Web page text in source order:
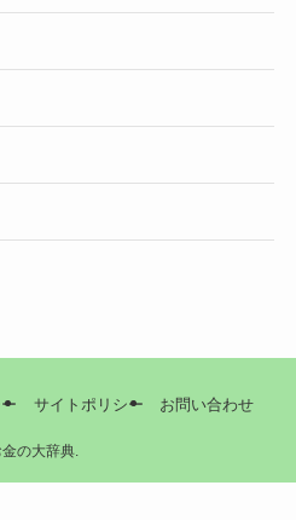
サイトポリシー お問い合わせ
の大辞典.